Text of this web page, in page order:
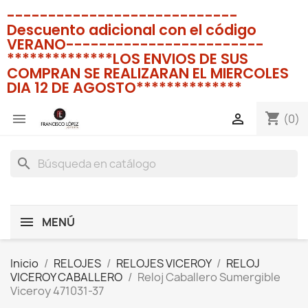
----------------------------
Descuento adicional con el código
VERANO------------------------
**************LOS ENVIOS DE SUS
COMPRAN SE REALIZARAN EL MIERCOLES
DIA 12 DE AGOSTO**************
 shopping_cart (0)

search
MENÚ
Inicio RELOJES RELOJES VICEROY
RELOJ
VICEROY CABALLERO
Reloj Caballero Sumergible
Viceroy 471031-37